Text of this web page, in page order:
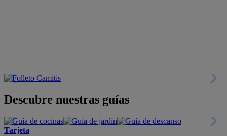
Descubre nuestras guías
Tarjeta